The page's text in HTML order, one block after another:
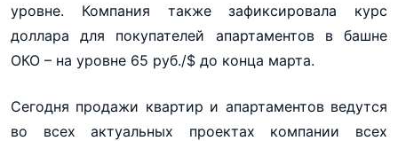
уровне. Компания также зафиксировала курс
доллара для покупателей апартаментов в башне
ОКО – на уровне 65 руб./$ до конца марта.
Сегодня продажи квартир и апартаментов ведутся
во всех актуальных проектах компании всех